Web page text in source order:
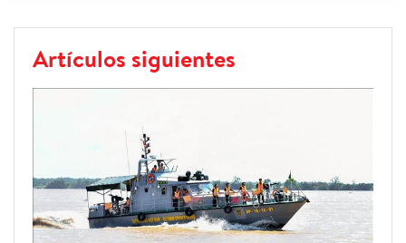
Artículos siguientes